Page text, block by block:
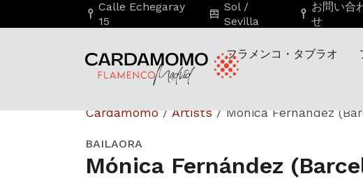
Calle Echegaray
15
Sol /
Sevilla
お問い合
せ
フラメンコ・タブラオ
Cardamomo/Artists/Mónica Fernández
BAILAORA
Mónica Fernández